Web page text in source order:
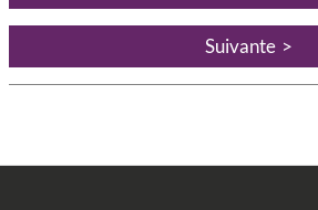
Suivante